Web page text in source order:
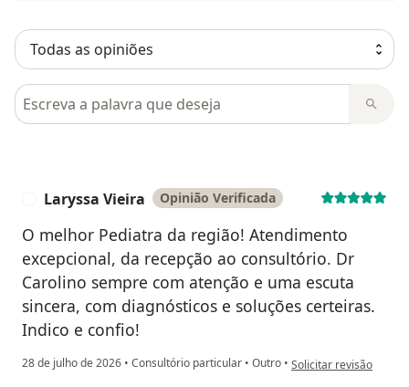
Pesquisar em opiniões
Laryssa Vieira Opinião Verificada
O melhor Pediatra da região! Atendimento
excepcional, da recepção ao consultório. Dr
Carolino sempre com atenção e uma escuta
sincera, com diagnósticos e soluções certeiras.
Indico e confio!
28 de julho de 2026 • Consultório particular • Outro • na opinião do
Solicitar revisão